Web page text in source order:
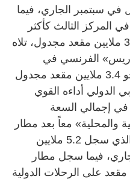
في سبتمبر الجاري، فيما
المركز الثالث كأكثر
المطارات الدولية ازدحاماً بـ3.5 ملايين مقعد مجدول، تلاه
الفرنسي في
المركزين الرابع والخامس بنحو 3.4 ملايين مقعد مجدول
الدولي أداءه القوي
في إجمالي السعة
والمحلية» معاً بعد مطار
«هارتسفيلد أتلانتا» الأميركي الذي سجل 5.2 ملايين
فيما سجل مطار
نحو 4.6 ملايين مقعد على الرحلات الدولية